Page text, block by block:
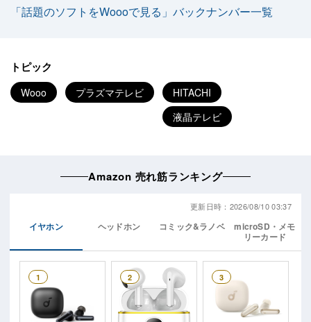
「話題のソフトをWoooで見る」バックナンバー一覧
トピック
Wooo プラズマテレビ
HITACHI
液晶テレビ